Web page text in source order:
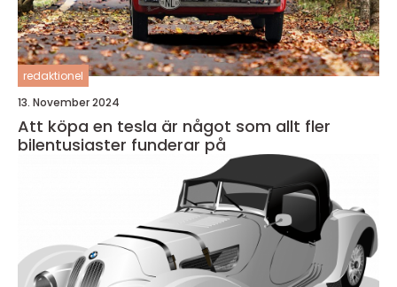
redaktionel
13. November 2024
Att köpa en tesla är något som allt fler
bilentusiaster funderar på